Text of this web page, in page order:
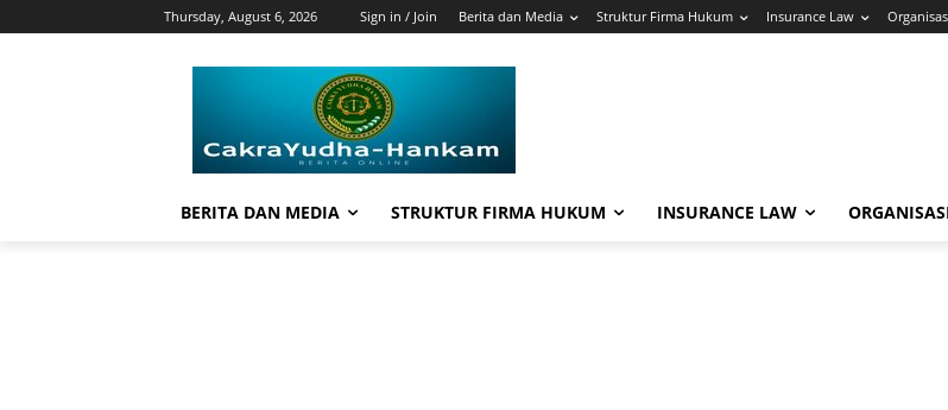
Thursday, August 6, 2026 Sign in / Join Berita dan Media Struktur Firma Hukum Insurance Law
BERITA DAN MEDIA STRUKTUR FIRMA HUKUM INSURANCE LAW